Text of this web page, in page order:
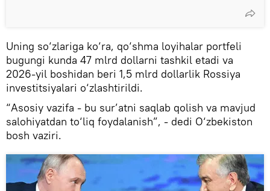
Uning so‘zlariga ko‘ra, qo‘shma loyihalar portfeli
bugungi kunda 47 mlrd dollarni tashkil etadi va
2026-yil boshidan beri 1,5 mlrd dollarlik Rossiya
investitsiyalari o‘zlashtirildi.
“Asosiy vazifa - bu sur’atni saqlab qolish va mavjud
salohiyatdan to‘liq foydalanish”, - dedi O‘zbekiston
bosh vaziri.